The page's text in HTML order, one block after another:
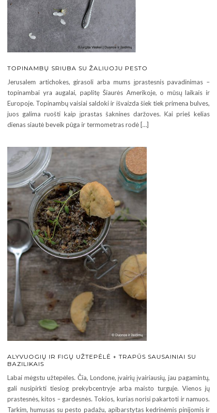
TOPINAMBŲ SRIUBA SU ŽALIUOJU PESTO
Jerusalem artichokes, girasoli arba mums įprastesnis pavadinimas –
topinambai yra augalai, paplitę Šiaurės Amerikoje, o mūsų laikais ir
Europoje. Topinambų vaisiai saldoki ir išvaizda šiek tiek primena bulves,
juos galima ruošti kaip įprastas šaknines daržoves. Kai prieš kelias
dienas siautė beveik pūga ir termometras rodė […]
ALYVUOGIŲ IR FIGŲ UŽTEPĖLĖ + TRAPŪS SAUSAINIAI SU
BAZILIKAIS
Labai mėgstu užtepėles. Čia, Londone, įvairių įvairiausių, jau pagamintų,
gali nusipirkti tiesiog prekybcentryje arba maisto turguje. Vienos jų
prastesnės, kitos – gardesnės. Tokios, kurias norisi pakartoti ir namuos.
Tarkim, humusas su pesto padažu, apibarstytas kedrinėmis pinijomis ir